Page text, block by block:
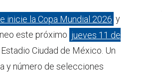
inicie la Copa Mundial 2026 y
este próximo jueves 11 de
Ciudad de México. Un
y número de selecciones